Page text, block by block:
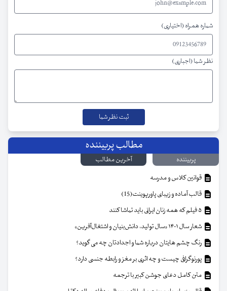
شماره همراه (اختیاری)
نظر شما (اجباری)
مطالب پربیننده
پربیننده
آخرین مطالب
قوانین کلاس و مدرسه
قالب آماده و زیبای پاورپوینت(15)
شعار سال ۱۴۰۱ «سال تولید، دانش‌بنیان و اشتغال‌آفرین»
رنگ چشم هایتان درباره شما و اجدادتان چه می گوید؟
پورنوگرافی چیست و چه اثری بر مغز و رابطه جنسی دارد؟
متن کامل دعای جوشن کبیر با ترجمه